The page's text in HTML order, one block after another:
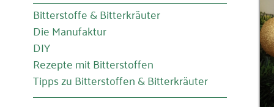
Bitterstoffe & Bitterkräuter
Die Manufaktur
DIY
Rezepte mit Bitterstoffen
Tipps zu Bitterstoffen & Bitterkräuter